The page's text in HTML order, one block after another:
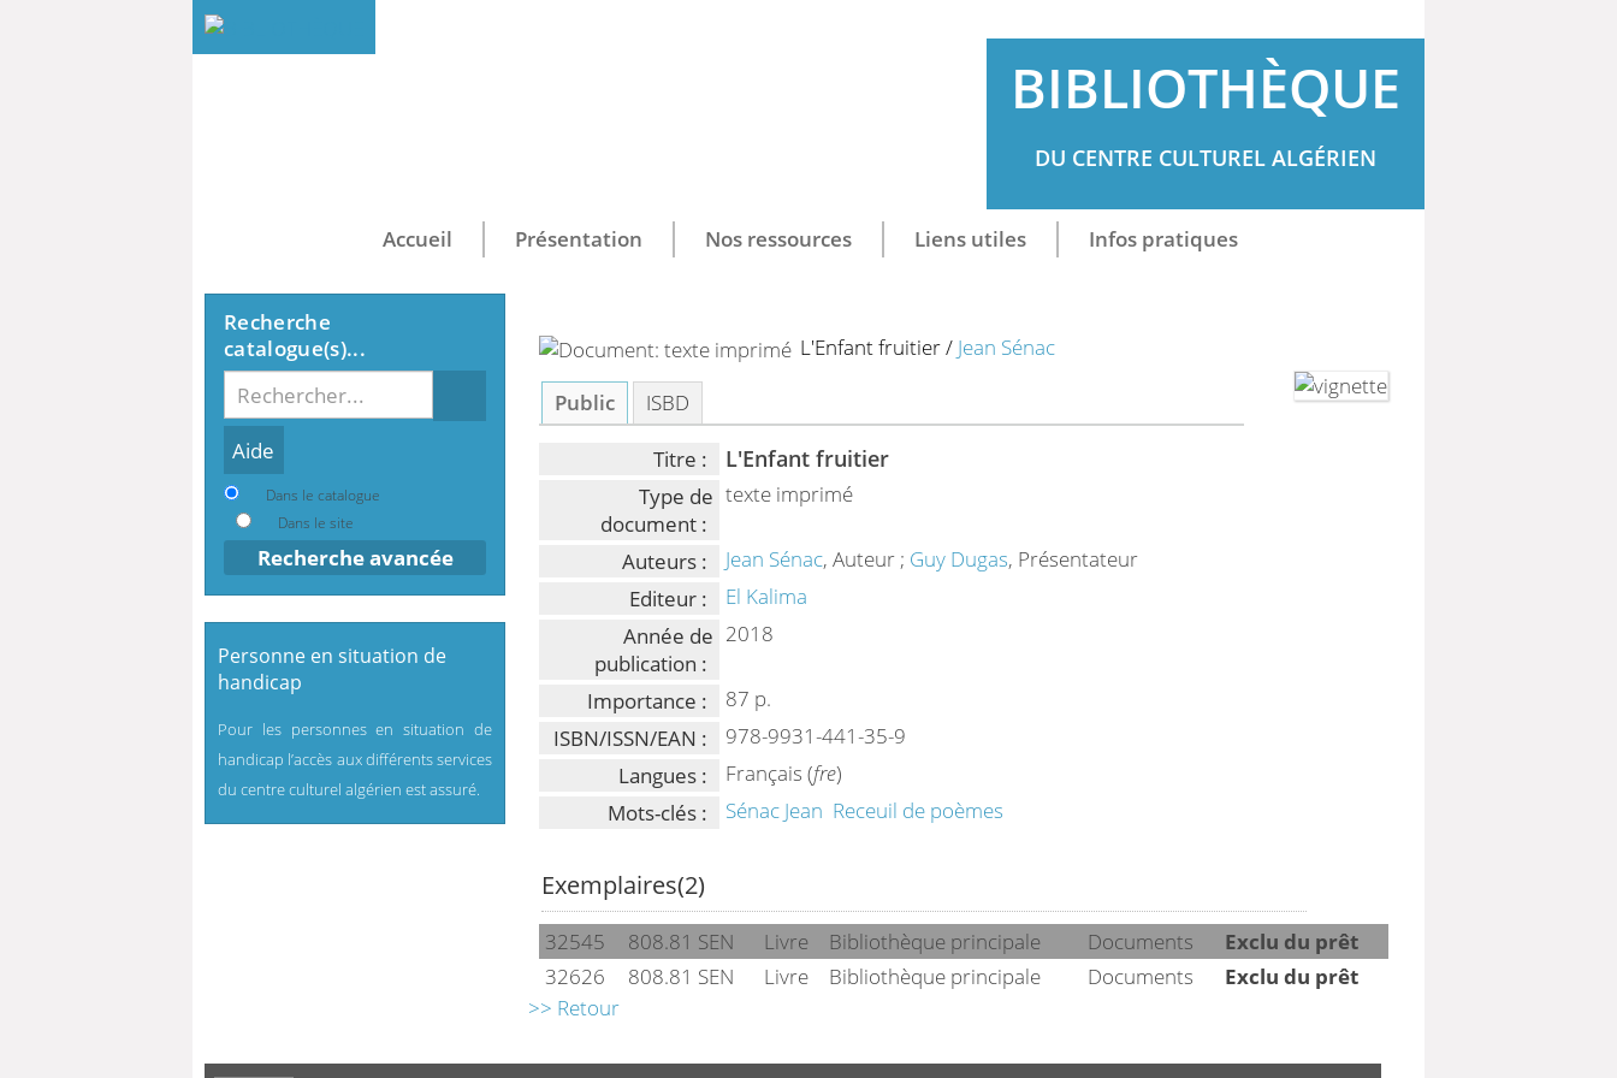
BIBLIOTHÈQUE
DU CENTRE CULTUREL ALGÉRIEN
Accueil Présentation Nos ressources Liens utiles Infos pratiques
L'Enfant fruitier/ Jean Sénac
Public
ISBD
Titre : L'Enfant fruitier
Type de
document :
texte imprimé
Auteurs : Jean Sénac, Auteur ; Guy Dugas, Présentateur
Editeur :
El Kalima
Année de
publication :
2018
Importance :
87 p.
ISBN/ISSN/EAN :
978-9931-441-35-9
Langues :
Français (fre)
Mots-clés :
Sénac Jean Receuil de poèmes
Exemplaires(2)
32545 808.81 SEN Livre Bibliothèque principale Documents
Exclu du prêt
32626
808.81 SEN Livre Bibliothèque principale Documents
Exclu du prêt
>> Retour
Recherche
catalogue(s)...
Dans le catalogue
Dans le site
Recherche avancée
Personne en situation de
handicap
Pour les personnes en situation de
handicap l’accès aux différents services
du centre culturel algérien est assuré.